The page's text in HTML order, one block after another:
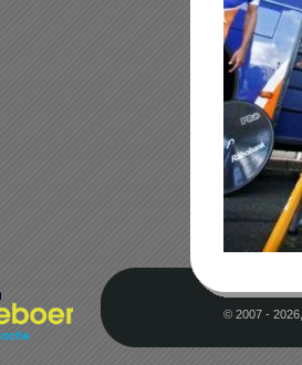
© 2007 -